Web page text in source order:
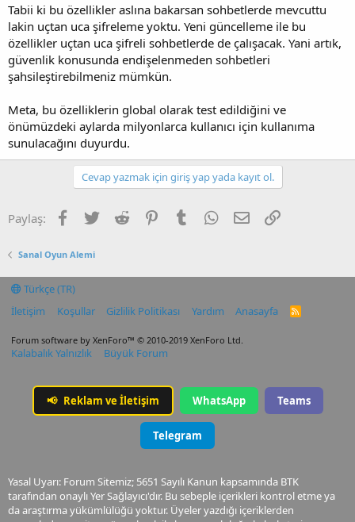
Tabii ki bu özellikler aslına bakarsan sohbetlerde mevcuttu
lakin uçtan uca şifreleme yoktu. Yeni güncelleme ile bu
özellikler uçtan uca şifreli sohbetlerde de çalışacak. Yani artık,
güvenlik konusunda endişelenmeden sohbetleri
şahsileştirebilmeniz mümkün.
Meta, bu özelliklerin global olarak test edildiğini ve
önümüzdeki aylarda milyonlarca kullanıcı için kullanıma
sunulacağını duyurdu.
Cevap yazmak için giriş yap yada kayıt ol.
Paylaş: Facebook
TwitterReddit PinterestTumblrWhatsApp
E-postaLink
Sanal Oyun Alemi
Türkçe (TR)
İletişim
Koşullar Gizlilik Politikası Yardım Anasayfa
R
Forum software by XenForo™ © 2010-2019 XenForo Ltd.
Kalabalık Yalnızlık Büyük Forum
📢 Reklam ve İletişim WhatsApp Teams
Telegram
Yasal Uyarı: Forum Sitemiz; 5651 Sayılı Kanun kapsamında BTK
tarafından onaylı Yer Sağlayıcı'dır. Bu sebeple içerikleri kontrol etme ya
da araştırma yükümlülüğü yoktur. Üyeler yazdığı içeriklerden